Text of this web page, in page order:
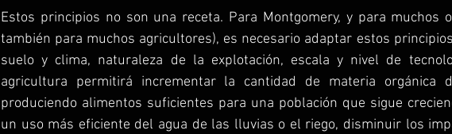
Estos principios no son una receta. Para Montgomery, y para muchos
también para muchos agricultores), es necesario adaptar estos
suelo y clima, naturaleza de la explotación, escala y nivel de
agricultura permitirá incrementar la cantidad de materia orgánica
produciendo alimentos suficientes para una población que sigue
un uso más eficiente del agua de las lluvias o el riego, disminuir los